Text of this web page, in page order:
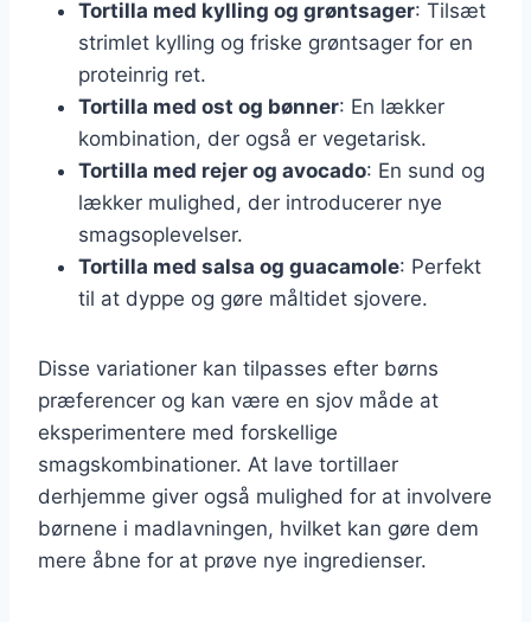
Tortilla med kylling og grøntsager: Tilsæt
strimlet kylling og friske grøntsager for en
proteinrig ret.
Tortilla med ost og bønner: En lækker
kombination, der også er vegetarisk.
Tortilla med rejer og avocado: En sund og
lækker mulighed, der introducerer nye
smagsoplevelser.
Tortilla med salsa og guacamole: Perfekt
til at dyppe og gøre måltidet sjovere.
Disse variationer kan tilpasses efter børns
præferencer og kan være en sjov måde at
eksperimentere med forskellige
smagskombinationer. At lave tortillaer
derhjemme giver også mulighed for at involvere
børnene i madlavningen, hvilket kan gøre dem
mere åbne for at prøve nye ingredienser.